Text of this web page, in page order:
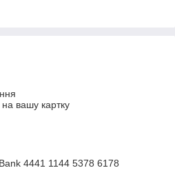
вашу картку
4441 1144 5378 6178